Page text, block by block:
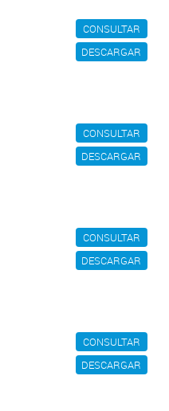
CONSULTAR
DESCARGAR
CONSULTAR
DESCARGAR
CONSULTAR
DESCARGAR
CONSULTAR
DESCARGAR